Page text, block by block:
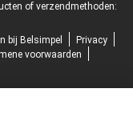
of verzendmethoden:
bij Belsimpel
Privacy
voorwaarden